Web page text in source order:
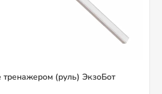
тренажером (руль) ЭкзоБот